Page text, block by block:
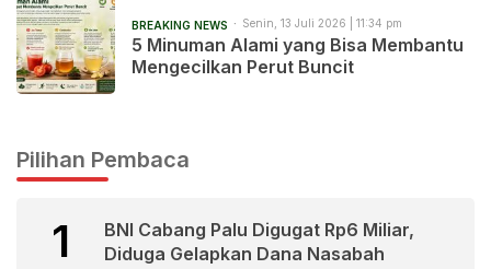
BREAKING NEWS Senin, 13 Juli 2026 | 11:34 pm
5 Minuman Alami yang Bisa Membantu
Mengecilkan Perut Buncit
Pilihan Pembaca
1
BNI Cabang Palu Digugat Rp6 Miliar,
Diduga Gelapkan Dana Nasabah